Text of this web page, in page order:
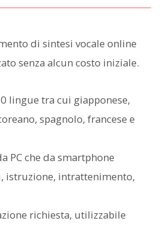
di sintesi vocale online
senza alcun costo iniziale.
lingue tra cui giapponese,
spagnolo, francese e
PC che da smartphone
istruzione, intrattenimento,
richiesta, utilizzabile